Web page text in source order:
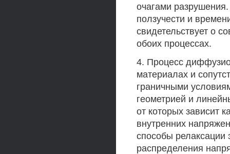
очагами
ползучести и
свидетельствует о
обоих процессах.
4. Процесс
материалах и
граничными
геометрией и
от которых зависит
внутренних
способы релаксации
распределения